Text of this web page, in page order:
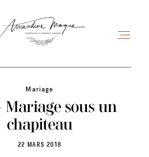
Mariage
Mariage sous un
chapiteau
22 MARS 2018
Mariage
Les séances